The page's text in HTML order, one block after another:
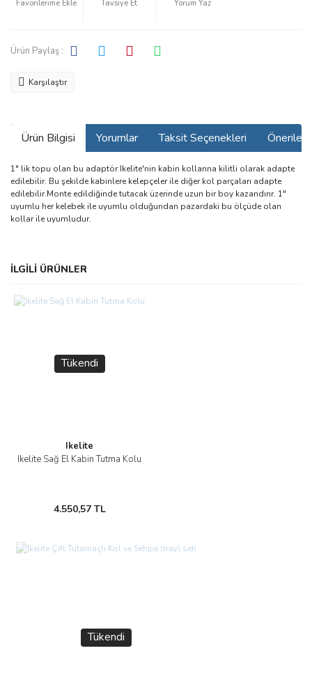
Tavsiye Et Yorum Yaz
Ürün Paylaş :
Karşılaştır
Ürün Bilgisi Yorumlar Taksit Seçenekleri
1" lik topu olan bu adaptör Ikelite'nin kabin kollarına kilitli olarak adapte
edilebilir. Bu şekilde kabinlere kelepçeler ile diğer kol parçaları adapte
edilebilir.Monte edildiğinde tutacak üzerinde uzun bir boy kazandırır. 1"
uyumlu her kelebek ile uyumlu olduğundan pazardaki bu ölçüde olan
kollar ile uyumludur.
Bu ürünün fiyat bilgisi, resim, ürün açıklamalarında ve diğer
konularda yetersiz gördüğünüz noktaları öneri formunu kullanarak
Görüş ve önerileriniz için teşekkür ederiz.
Ürün açıklamasında eksik bilgiler bulunuyor.
Ürün bilgilerinde hatalar bulunuyor.
İLGİLİ ÜRÜNLER
Tükendi
Ikelite
Ikelite Sağ El Kabin Tutma Kolu
4.550,57 TL
Tükendi